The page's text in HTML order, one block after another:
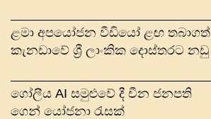
ළමා අපයෝජන වීඩියෝ ළඟ තබාගත්
කැනඩාවේ ශ්‍රී ලාංකික දොස්තරට නඩු
ගෝලීය AI සමුළුවේ දී චීන ජනපති
ගෙන් යෝජනා රැසක්